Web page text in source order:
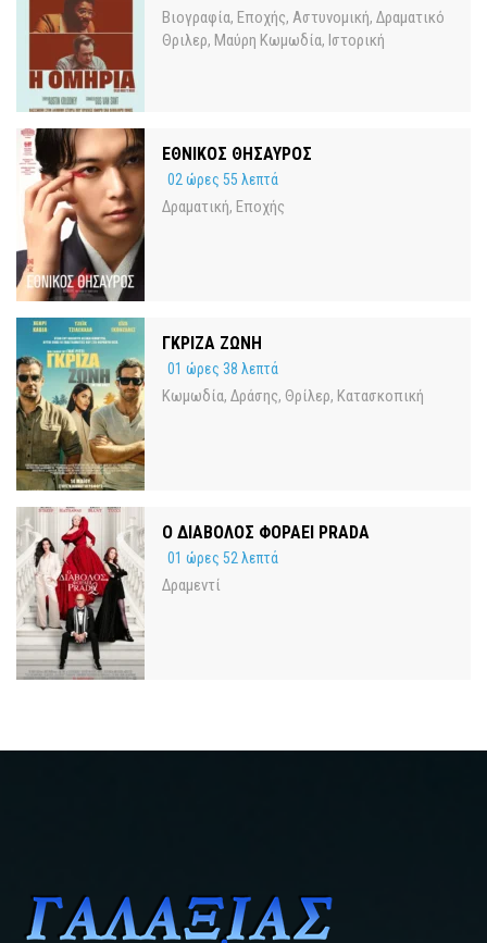
Βιογραφία, Εποχής, Αστυνομική, Δραματικό
Θριλερ, Μαύρη Κωμωδία, Ιστορική
ΕΘΝΙΚΟΣ ΘΗΣΑΥΡΟΣ
02 ώρες 55 λεπτά
Δραματική, Εποχής
ΓΚΡΙΖΑ ΖΩΝΗ
01 ώρες 38 λεπτά
Κωμωδία, Δράσης, Θρίλερ, Κατασκοπική
Ο ΔΙΑΒΟΛΟΣ ΦΟΡΑΕΙ PRADA
01 ώρες 52 λεπτά
Δραμεντί